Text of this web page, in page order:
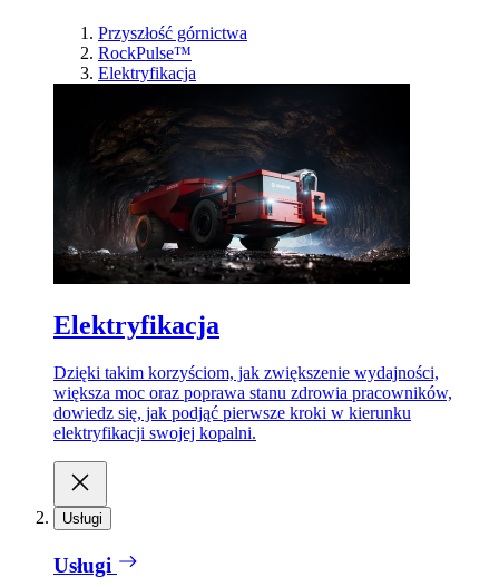
Przyszłość górnictwa
RockPulse™
Elektryfikacja
Elektryfikacja
Dzięki takim korzyściom, jak zwiększenie wydajności,
większa moc oraz poprawa stanu zdrowia pracowników,
dowiedz się, jak podjąć pierwsze kroki w kierunku
elektryfikacji swojej kopalni.
Usługi
Usługi